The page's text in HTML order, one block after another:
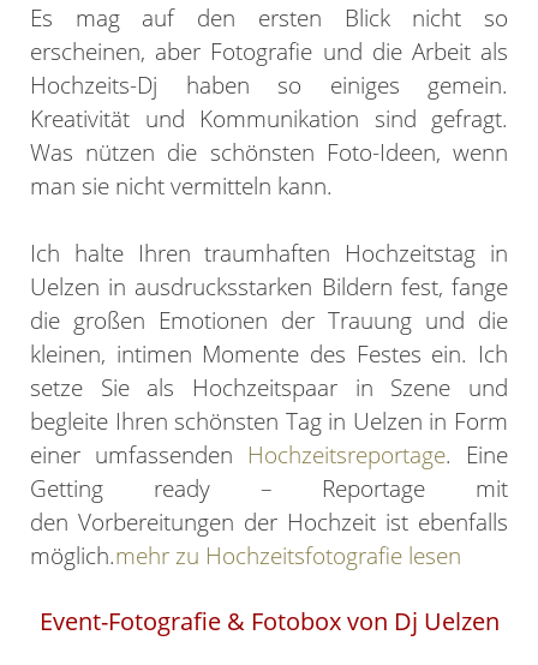
Es mag auf den ersten Blick nicht so
erscheinen, aber Fotografie und die Arbeit als
Hochzeits-Dj haben so einiges gemein.
Kreativität und Kommunikation sind gefragt.
Was nützen die schönsten Foto-Ideen, wenn
man sie nicht vermitteln kann.
Ich halte Ihren traumhaften Hochzeitstag in
Uelzen in ausdrucksstarken Bildern fest, fange
die großen Emotionen der Trauung und die
kleinen, intimen Momente des Festes ein. Ich
setze Sie als Hochzeitspaar in Szene und
begleite Ihren schönsten Tag in Uelzen in Form
einer umfassenden Hochzeitsreportage. Eine
Getting ready – Reportage mit
den Vorbereitungen der Hochzeit ist ebenfalls
möglich.mehr zu Hochzeitsfotografie lesen
Event-Fotografie & Fotobox von Dj Uelzen